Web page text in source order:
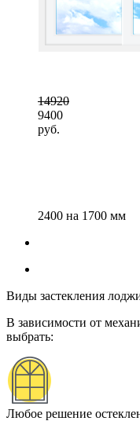
14920
9400
руб.
2400 на 1700 мм
Виды застекления
В зависимости от
выбрать:
Любое решение